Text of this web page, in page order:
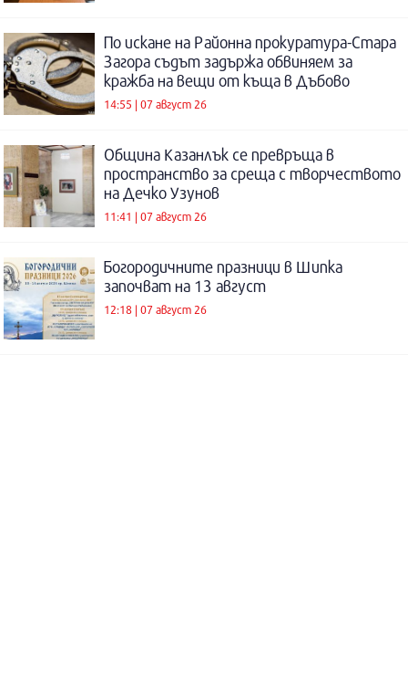
По искане на Районна прокуратура-Стара
Загора съдът задържа обвиняем за
кражба на вещи от къща в Дъбово
14:55 | 07 август 26
Община Казанлък се превръща в
пространство за среща с творчеството
на Дечко Узунов
11:41 | 07 август 26
Богородичните празници в Шипка
започват на 13 август
12:18 | 07 август 26